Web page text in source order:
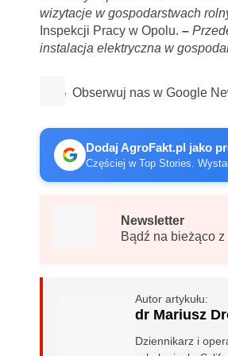
wizytacje w gospodarstwach
Inspekcji Pracy w Opolu. –
instalacja elektryczna w
Obserwuj nas w Google
Dodaj AgroFakt.pl jako
Częściej w Top Stories.
Newsletter
Bądź na bieżąco
Autor artykułu:
dr Mariusz
Dziennikarz i